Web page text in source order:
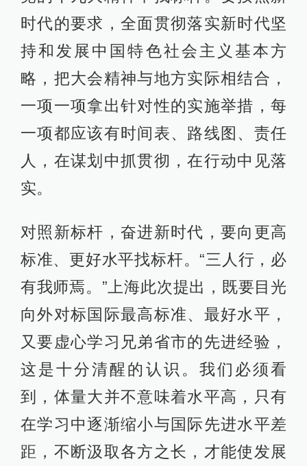
时代的要求，全面贯彻落实新时代坚
持和发展中国特色社会主义基本方
略，把大会精神与地方实际相结合，
一项一项拿出针对性的实施举措，每
一项都应该有时间表、路线图、责任
人，在谋划中抓贯彻，在行动中见落
实。
对照新标杆，奋进新时代，要向更高
标准、更好水平找标杆。“三人行，必
有我师焉。”上海此次提出，既要目光
向外对标国际最高标准、最好水平，
又要虚心学习兄弟省市的先进经验，
这是十分清醒的认识。我们必须看
到，体量大并不意味着水平高，只有
在学习中逐渐缩小与国际先进水平差
距，不断汲取各方之长，才能使发展